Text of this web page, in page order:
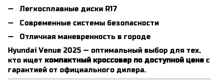
Легкосплавные диски R17
Современные системы безопасности
Отличная маневренность в городе
Hyundai Venue 2025 — оптимальный выбор для тех,
кто ищет компактный кроссовер по доступной цене с
гарантией от официального дилера.